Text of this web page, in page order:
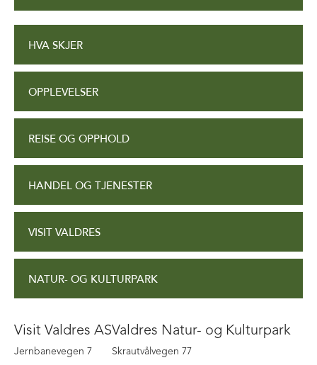
HVA SKJER
OPPLEVELSER
REISE OG OPPHOLD
HANDEL OG TJENESTER
VISIT VALDRES
NATUR- OG KULTURPARK
Visit Valdres AS
Jernbanevegen 7
Valdres Natur- og Kulturpark
Skrautvålvegen 77